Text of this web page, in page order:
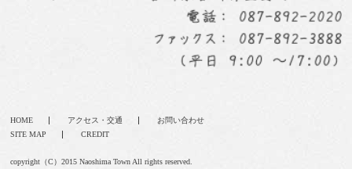
HOME アクセス・交通
お問い合わせ
SITE MAP
CREDIT
copyright（C）2015 Naoshima Town All rights reserved.